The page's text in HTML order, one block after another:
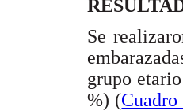
Se
grupo
%) (Cuadro